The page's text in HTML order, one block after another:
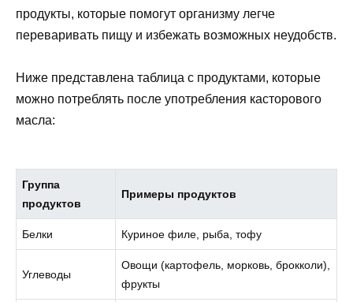
продукты, которые помогут организму легче
переваривать пищу и избежать возможных неудобств.
Ниже представлена таблица с продуктами, которые
можно потреблять после употребления касторового
масла:
Группа
продуктов
Примеры продуктов
Белки Куриное филе, рыба, тофу
Углеводы
Овощи (картофель, морковь, брокколи),
фрукты